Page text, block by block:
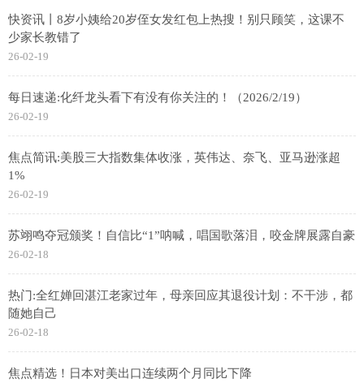
快资讯丨8岁小姨给20岁侄女发红包上热搜！别只顾笑，这课不
少家长教错了
26-02-19
每日速递:化纤龙头看下有没有你关注的！（2026/2/19）
26-02-19
焦点简讯:美股三大指数集体收涨，英伟达、奈飞、亚马逊涨超
1%
26-02-19
苏翊鸣夺冠颁奖！自信比“1”呐喊，唱国歌落泪，咬金牌展露自豪
26-02-18
热门:全红婵回湛江老家过年，母亲回应其退役计划：不干涉，都
随她自己
26-02-18
焦点精选！日本对美出口连续两个月同比下降